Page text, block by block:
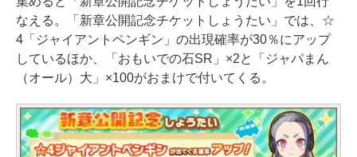
なえる。「新章公開記念チケットしょうたい」では、☆
4「ジャイアントペンギン」の出現確率が30％にアップ
しているほか、「おもいでの石SR」×2と「ジャパまん
（オール）大」×100がおまけで付いてくる。